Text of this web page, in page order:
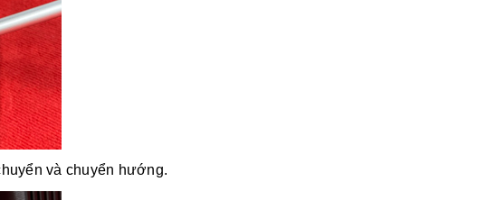
và chuyển hướng.